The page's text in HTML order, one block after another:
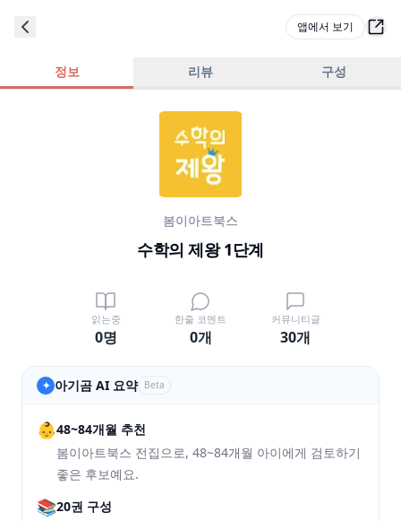
앱에서 보기
정보 리뷰 구성
봄이아트북스
수학의 제왕 1단계
읽는중
0명
한줄 코멘트
0개
커뮤니티글
30개
✦ 아기곰 AI 요약 Beta
👶48~84개월 추천
봄이아트북스 전집으로, 48~84개월 아이에게 검토하기
좋은 후보예요.
📚20권 구성